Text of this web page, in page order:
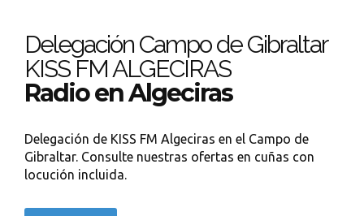
Delegación Campo de Gibraltar
KISS FM ALGECIRAS
Radio en Algeciras
Delegación de KISS FM Algeciras en el Campo de
Gibraltar. Consulte nuestras ofertas en cuñas con
locución incluida.